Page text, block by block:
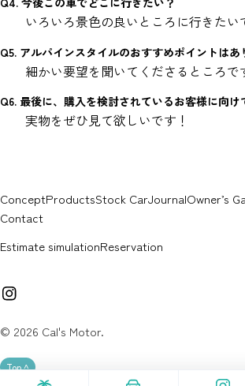
いろいろ景色の良いところに行きたい
Q5. アルパインスタイルのおすすめポイントはあ
細かい要望を聞いてくださるところで
Q6. 最後に、購入を検討されているお客様に向け
実物をぜひ見て欲しいです！
ConceptProductsStock CarJournalOwner’s
Contact
Estimate simulationReservation
イ
ス
グ
© 2026 Cal's Motor.
Top ^